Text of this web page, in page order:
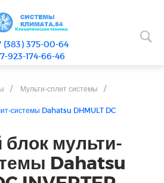
(383) 375-00-64
923-174-66-46
/ Мульти-сплит системы
/
системы Dahatsu DHMULT DC
мульти-
Dahatsu